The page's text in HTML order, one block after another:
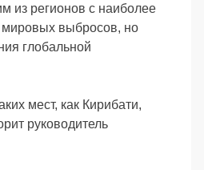
из регионов с наиболее
мировых выбросов, но
глобальной
мест, как Кирибати,
руководитель